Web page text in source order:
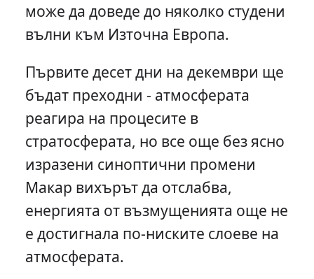
може да доведе до няколко студени
вълни към Източна Европа.
Първите десет дни на декември ще
бъдат преходни - атмосферата
реагира на процесите в
стратосферата, но все още без ясно
изразени синоптични промени
Макар вихърът да отслабва,
енергията от възмущенията още не
е достигнала по-ниските слоеве на
атмосферата.